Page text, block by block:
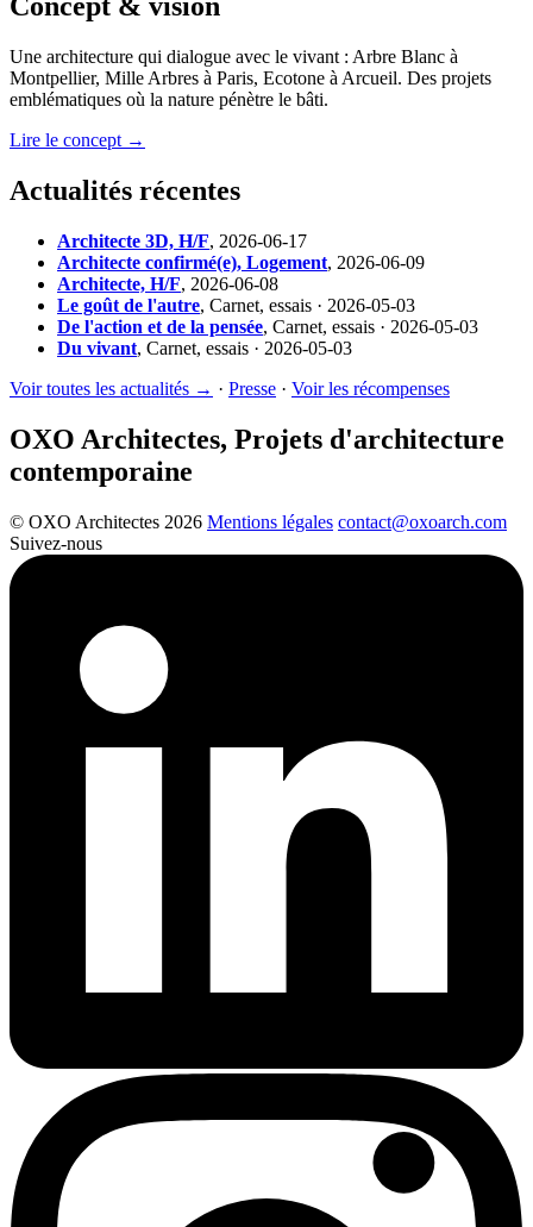
Concept & vision
Une architecture qui dialogue avec le vivant : Arbre Blanc à
Montpellier, Mille Arbres à Paris, Ecotone à Arcueil. Des projets
emblématiques où la nature pénètre le bâti.
Lire le concept →
Actualités récentes
Architecte 3D, H/F, 2026-06-17
Architecte confirmé(e), Logement, 2026-06-09
Architecte, H/F, 2026-06-08
Le goût de l'autre, Carnet, essais · 2026-05-03
De l'action et de la pensée, Carnet, essais · 2026-05-03
Du vivant, Carnet, essais · 2026-05-03
Voir toutes les actualités → · Presse · Voir les récompenses
OXO Architectes, Projets d'architecture
contemporaine
© OXO Architectes 2026 Mentions légales contact@oxoarch.com
Suivez-nous